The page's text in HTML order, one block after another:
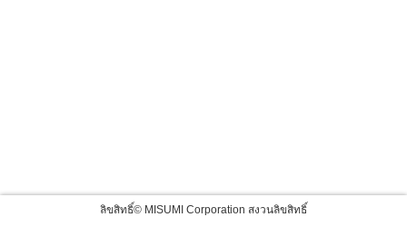
ลิขสิทธิ์© MISUMI Corporation สงวนลิขสิทธิ์